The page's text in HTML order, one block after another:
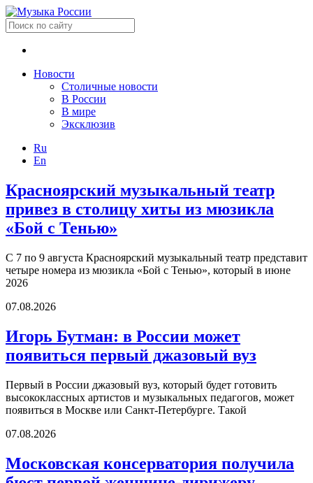
Новости
Столичные новости
В России
В мире
Эксклюзив
Ru
En
Красноярский музыкальный театр
привез в столицу хиты из мюзикла
«Бой с Тенью»
С 7 по 9 августа Красноярский музыкальный театр представит
четыре номера из мюзикла «Бой с Тенью», который в июне
2026
07.08.2026
Игорь Бутман: в России может
появиться первый джазовый вуз
Первый в России джазовый вуз, который будет готовить
высококлассных артистов и музыкальных педагогов, может
появиться в Москве или Санкт-Петербурге. Такой
07.08.2026
Московская консерватория получила